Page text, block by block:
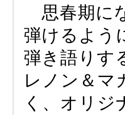
思春期に
弾けるよう
弾き語りす
レノン＆マ
く、オリジ